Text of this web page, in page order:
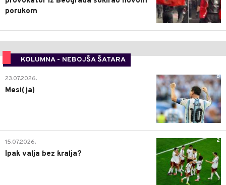
porukom
KOLUMNA - NEBOJŠA ŠATARA
0
23.07.2026.
Mesi(ja)
2
15.07.2026.
Ipak valja bez kralja?